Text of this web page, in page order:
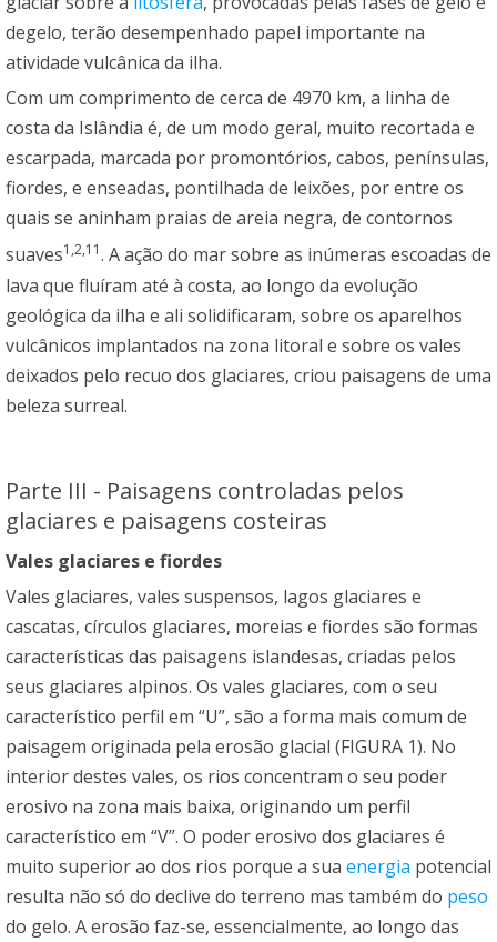
degelo, terão desempenhado papel importante na
atividade vulcânica da ilha.
Com um comprimento de cerca de 4970 km, a linha de
costa da Islândia é, de um modo geral, muito recortada e
escarpada, marcada por promontórios, cabos, penínsulas,
fiordes, e enseadas, pontilhada de leixões, por entre os
quais se aninham praias de areia negra, de contornos
suaves1,2,11. A ação do mar sobre as inúmeras escoadas de
lava que fluíram até à costa, ao longo da evolução
geológica da ilha e ali solidificaram, sobre os aparelhos
vulcânicos implantados na zona litoral e sobre os vales
deixados pelo recuo dos glaciares, criou paisagens de uma
beleza surreal.
Parte III - Paisagens controladas pelos
glaciares e paisagens costeiras
Vales glaciares e fiordes
Vales glaciares, vales suspensos, lagos glaciares e
cascatas, círculos glaciares, moreias e fiordes são formas
características das paisagens islandesas, criadas pelos
seus glaciares alpinos. Os vales glaciares, com o seu
característico perfil em “U”, são a forma mais comum de
paisagem originada pela erosão glacial (FIGURA 1). No
interior destes vales, os rios concentram o seu poder
erosivo na zona mais baixa, originando um perfil
característico em “V”. O poder erosivo dos glaciares é
muito superior ao dos rios porque a sua energia potencial
resulta não só do declive do terreno mas também do peso
do gelo. A erosão faz-se, essencialmente, ao longo das